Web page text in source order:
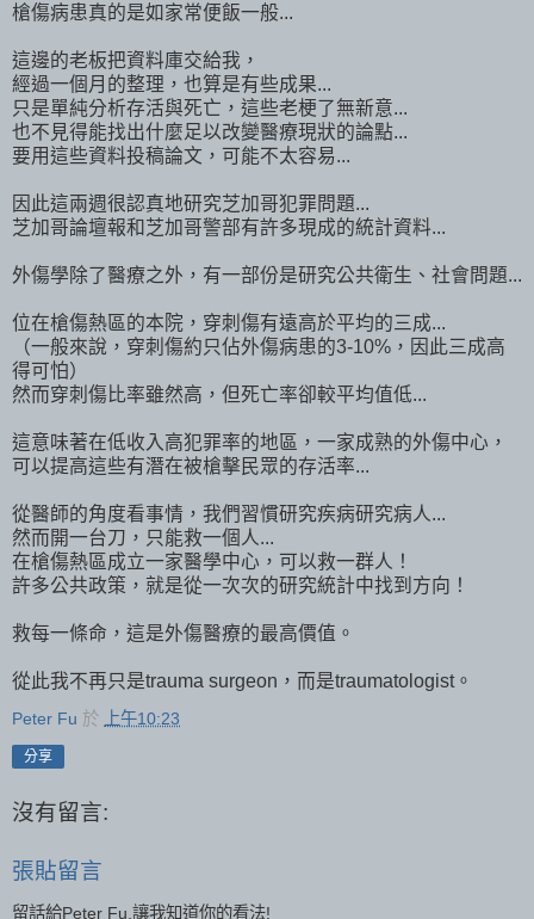
槍傷病患真的是如家常便飯一般...
這邊的老板把資料庫交給我，
經過一個月的整理，也算是有些成果...
只是單純分析存活與死亡，這些老梗了無新意...
也不見得能找出什麼足以改變醫療現狀的論點...
要用這些資料投稿論文，可能不太容易...
因此這兩週很認真地研究芝加哥犯罪問題...
芝加哥論壇報和芝加哥警部有許多現成的統計資料...
外傷學除了醫療之外，有一部份是研究公共衛生、社會問題...
位在槍傷熱區的本院，穿刺傷有遠高於平均的三成...
（一般來說，穿刺傷約只佔外傷病患的3-10%，因此三成高
得可怕）
然而穿刺傷比率雖然高，但死亡率卻較平均值低...
這意味著在低收入高犯罪率的地區，一家成熟的外傷中心，
可以提高這些有潛在被槍擊民眾的存活率...
從醫師的角度看事情，我們習慣研究疾病研究病人...
然而開一台刀，只能救一個人...
在槍傷熱區成立一家醫學中心，可以救一群人！
許多公共政策，就是從一次次的研究統計中找到方向！
救每一條命，這是外傷醫療的最高價值。
從此我不再只是trauma surgeon，而是traumatologist。
Peter Fu 於 上午10:23
分享
沒有留言:
張貼留言
留話給Peter Fu,讓我知道你的看法!